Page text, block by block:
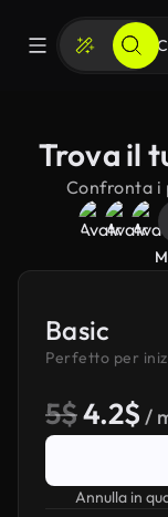
Trova il
Confronta i
Basic
Perfetto per
5$4.2$ /
Annulla in